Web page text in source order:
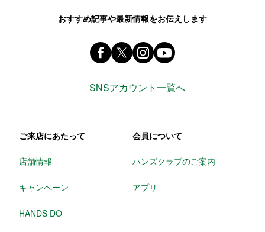
おすすめ記事や最新情報をお伝えします
Facebook ハンズ公式ファンページ
X(旧 twitter) @Hands_official_
instagram
SNSアカウント一覧へ
ご来店にあたって
店舗情報
キャンペーン
HANDS DO
会員について
ハンズクラブのご案内
アプリ